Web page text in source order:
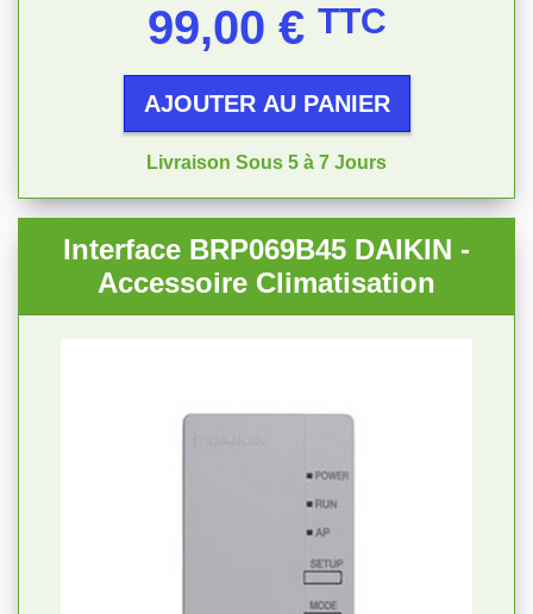
99,00 € TTC
AJOUTER AU PANIER
Livraison Sous 5 à 7 Jours
Interface BRP069B45 DAIKIN -
Accessoire Climatisation